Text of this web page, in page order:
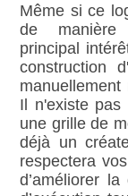
Même si ce
de manière
principal
construction
Il n'existe pas
une grille de
déjà un
respectera
d’améliorer